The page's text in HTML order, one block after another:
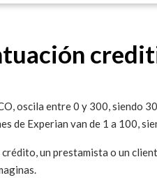
oscila entre 0 y 300, siendo
de Experian van de 1 a 100,
un prestamista o un